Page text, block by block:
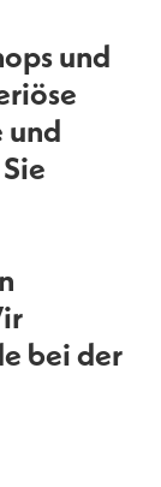
und
und
bei der